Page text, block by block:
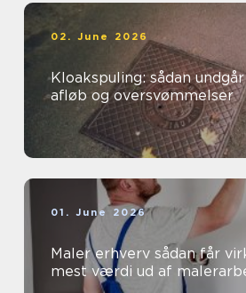
02. June 2026
Kloakspuling: sådan
afløb og oversvømmelser
01. June 2026
Maler erhverv sådan får virksomheder
mest værdi ud af